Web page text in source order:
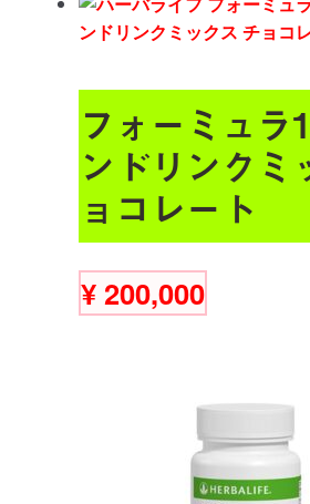
フォーミュラ
ンドリンクミ
ョコレート
¥200,000